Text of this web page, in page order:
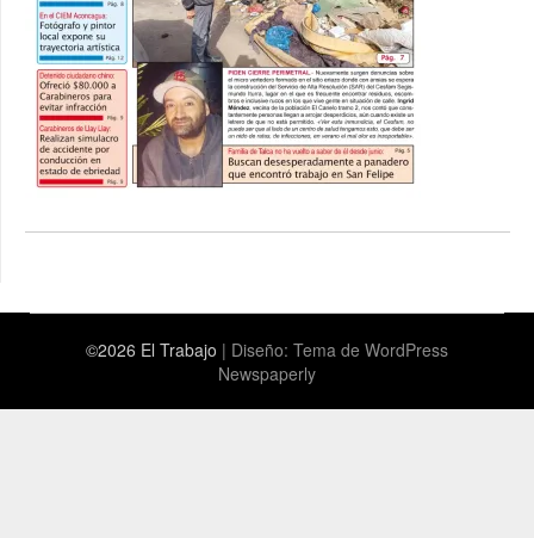
©2026 El Trabajo | Diseño: Tema de WordPress
Newspaperly